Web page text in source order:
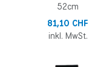
52cm
81,10 CHF
inkl. MwSt.